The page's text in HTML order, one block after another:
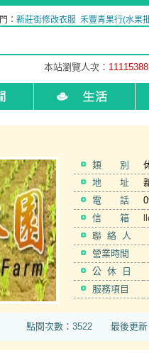
： 新莊街修改衣服 禾豐青果行(水果
本站瀏覽人次： 11115388
類 別
地 址
電 話
信 箱
聯 絡 人
營業時間
公 休 日
服務項目
數：3522 最後更新日期